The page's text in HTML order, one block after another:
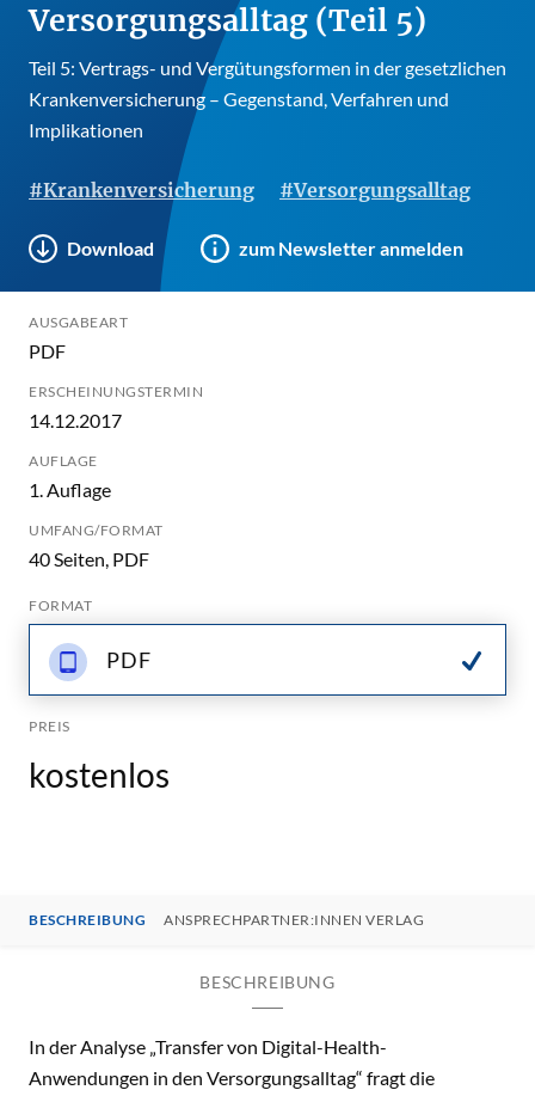
Versorgungsalltag (Teil 5)
Teil 5: Vertrags- und Vergütungsformen in der gesetzlichen
Krankenversicherung – Gegenstand, Verfahren und
Implikationen
#Krankenversicherung #Versorgungsalltag
Download zum Newsletter anmelden
AUSGABEART
PDF
ERSCHEINUNGSTERMIN
14.12.2017
AUFLAGE
1. Auflage
UMFANG/FORMAT
40 Seiten, PDF
FORMAT
PDF
PREIS
kostenlos
BESCHREIBUNG ANSPRECHPARTNER:INNEN VERLAG
BESCHREIBUNG
In der Analyse „Transfer von Digital-Health-
Anwendungen in den Versorgungsalltag“ fragt die